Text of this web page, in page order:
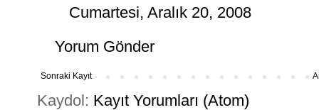
Cumartesi, Aralık 20, 2008
Yorum Gönder
Sonraki Kayıt
Kaydol: Kayıt Yorumları (Atom)